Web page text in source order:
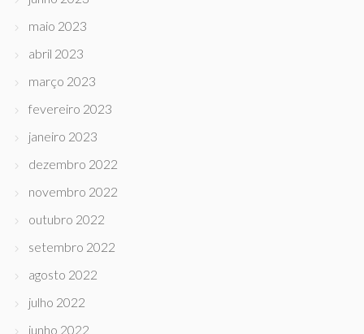
maio 2023
abril 2023
março 2023
fevereiro 2023
janeiro 2023
dezembro 2022
novembro 2022
outubro 2022
setembro 2022
agosto 2022
julho 2022
junho 2022